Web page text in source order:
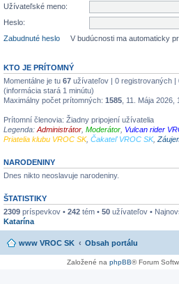
Užívateľské meno:
Heslo:
Zabudnuté heslo
V budúcnosti ma automaticky
KTO JE PRÍTOMNÝ
Momentálne je tu 67 užívateľov | 0 registrovaných
(informácia stará 1 minútu)
Maximálny počet prítomných: 1585 , 11. Mája 2026,
Prítomní členovia: Žiadny pripojení užívatelia
Legenda: Administrátor Moderátor Vulcan rider
Priatelia klubu VROC SK, Čakateľ VROC SK,
NARODENINY
Dnes nikto neoslavuje narodeniny.
ŠTATISTIKY
2309 príspevkov • 242 tém • 50 užívateľov •
Katarína
www VROC SK Obsah portálu
Založené na phpBB® Forum